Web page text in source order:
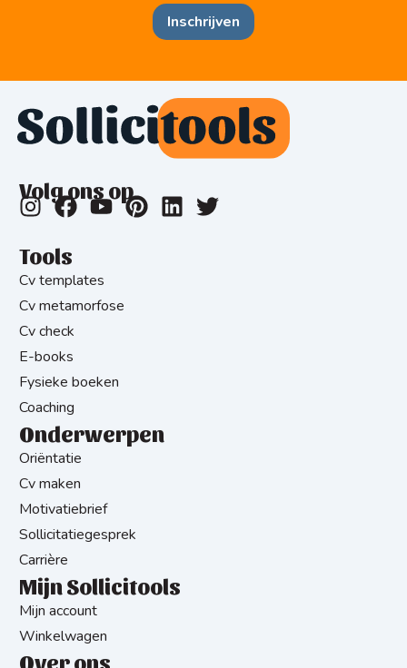
Inschrijven
Volg ons op
Tools
Cv templates
Cv metamorfose
Cv check
E-books
Fysieke boeken
Coaching
Onderwerpen
Oriëntatie
Cv maken
Motivatiebrief
Sollicitatiegesprek
Carrière
Mijn Sollicitools
Mijn account
Winkelwagen
Over ons